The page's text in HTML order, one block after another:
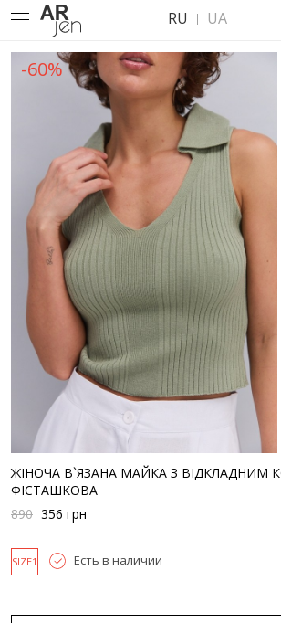
RU UA
-60%
ЖІНОЧА В`ЯЗАНА МАЙКА З ВІДКЛАДНИМ
ФІСТАШКОВА
890 356 грн
SIZE1 Есть в наличии